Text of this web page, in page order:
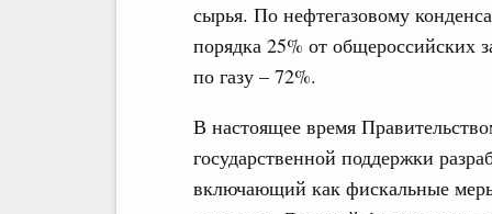
сырья. По нефтегазовому
порядка 25% от общероссийских
по газу – 72%.
В настоящее время
государственной поддержки
включающий как фискальные